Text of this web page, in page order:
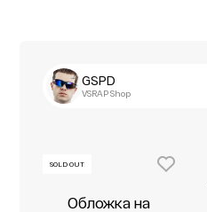
GSPD
VSRAP Shop
SOLD OUT
Обложка на